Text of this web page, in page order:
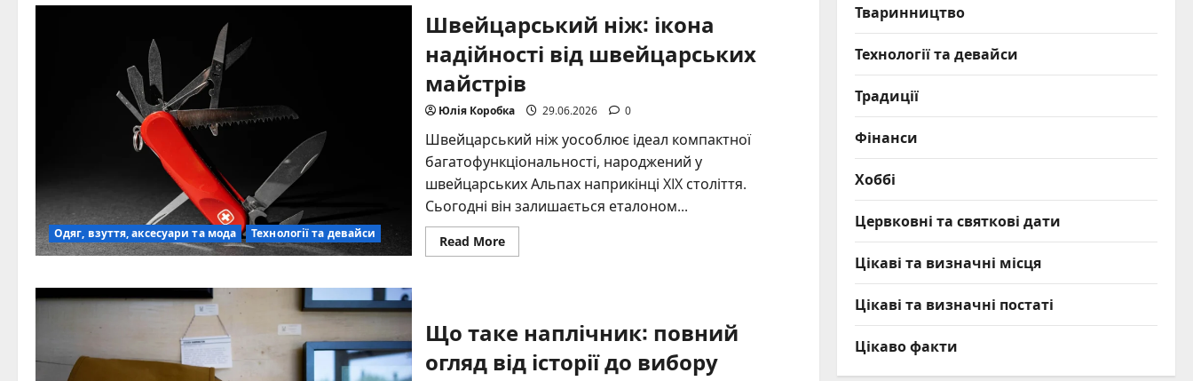
високої
моди,
що
підніс
російську
елегантність
на
світові
подіуми
Одяг, взуття, аксесуари та мода Технології та девайси
Швейцарський ніж: ікона
надійності від швейцарських
майстрів
Юлія Коробка 29.06.2026 0
Швейцарський ніж уособлює ідеал компактної
багатофункціональності, народжений у
швейцарських Альпах наприкінці XIX століття.
Сьогодні він залишається еталоном...
Read MoreRead
more
від
швейцарських
майстрів
Що таке наплічник: повний
огляд від історії до вибору
Тваринництво
Технології та девайси
Традиції
Фінанси
Хоббі
Цервковні та святкові дати
Цікаві та визначні місця
Цікаві та визначні постаті
Цікаво факти